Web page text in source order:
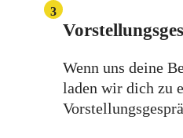
3
Wenn uns deine
laden wir dich zu